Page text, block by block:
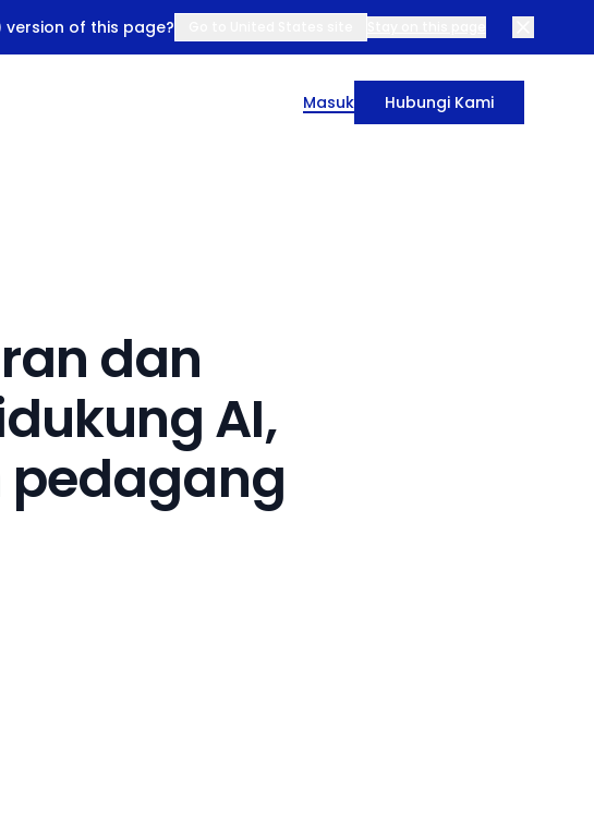
version of this page?
Masuk Hubungi Kami
dan
AI,